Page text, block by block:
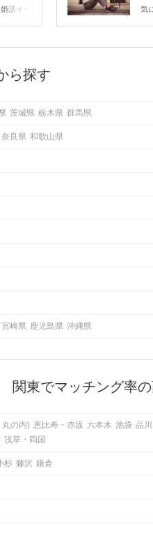
活イベ
めようと
を求めて
けて欲
トで実
ご紹介
す
気
ら探す
茨城県 栃木県 群馬県
奈良県 和歌山県
宮崎県 鹿児島県 沖縄県
関東でマッチング率
の内) 恵比寿・赤坂 六本木 池袋 品
浅草・両国
杉 藤沢 鎌倉